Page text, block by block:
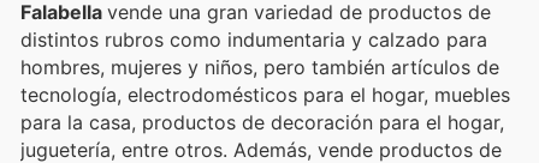
Falabella vende una gran variedad de productos de
distintos rubros como indumentaria y calzado para
hombres, mujeres y niños, pero también artículos de
tecnología, electrodomésticos para el hogar, muebles
para la casa, productos de decoración para el hogar,
juguetería, entre otros. Además, vende productos de